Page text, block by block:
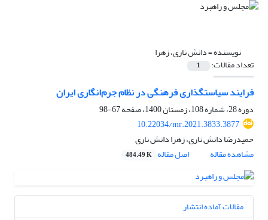
نویسنده =دانش ناری، زهرا
تعداد مقالات: 1
فرایند سیاستگذاری فرهنگی در نظام جرم‌انگاری ایران
دوره 28، شماره 108، زمستان 1400، صفحه
67-98
10.22034/mr.2021.3833.3877
حمیدرضا دانش ناری، زهرا دانش ناری
مشاهده مقاله
اصل مقاله 484.49 K
مقالات آماده انتشار